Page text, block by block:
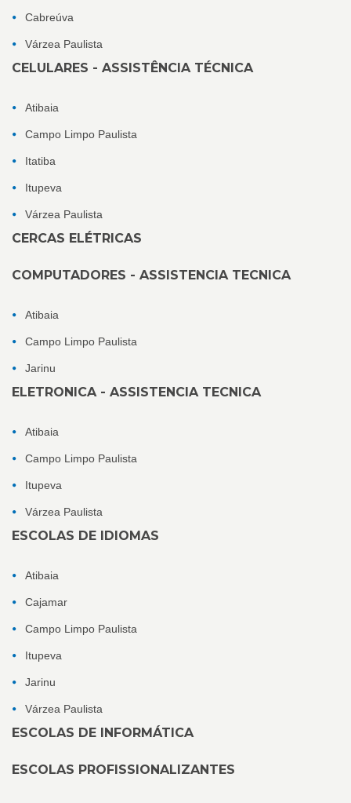
Cabreúva
Várzea Paulista
CELULARES - ASSISTÊNCIA TÉCNICA
Atibaia
Campo Limpo Paulista
Itatiba
Itupeva
Várzea Paulista
CERCAS ELÉTRICAS
COMPUTADORES - ASSISTENCIA TECNICA
Atibaia
Campo Limpo Paulista
Jarinu
ELETRONICA - ASSISTENCIA TECNICA
Atibaia
Campo Limpo Paulista
Itupeva
Várzea Paulista
ESCOLAS DE IDIOMAS
Atibaia
Cajamar
Campo Limpo Paulista
Itupeva
Jarinu
Várzea Paulista
ESCOLAS DE INFORMÁTICA
ESCOLAS PROFISSIONALIZANTES